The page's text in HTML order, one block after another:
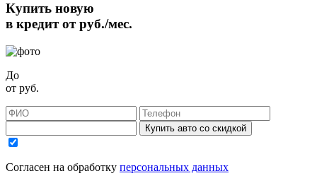
Купить новую
в кредит отруб./мес.
До
от руб.
Купить авто со скидкой
Согласен на обработку персональных данных